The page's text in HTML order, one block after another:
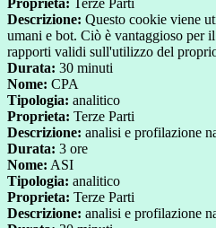
Proprieta: Terze Parti
Descrizione: Questo cookie viene
umani e bot. Ciò è vantaggioso per
rapporti validi sull'utilizzo del
Durata: 30 minuti
Nome: CPA
Tipologia: analitico
Proprieta: Terze Parti
Descrizione: analisi e profilazione
Durata: 3 ore
Nome: ASI
Tipologia: analitico
Proprieta: Terze Parti
Descrizione: analisi e profilazione